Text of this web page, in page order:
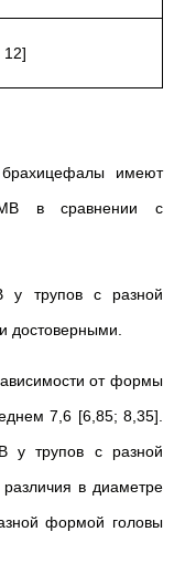
12]
имеют
в сравнении с
у трупов с разной
достоверными.
от формы
7,6 [6,85; 8,35].
у трупов с разной
в диаметре
формой головы